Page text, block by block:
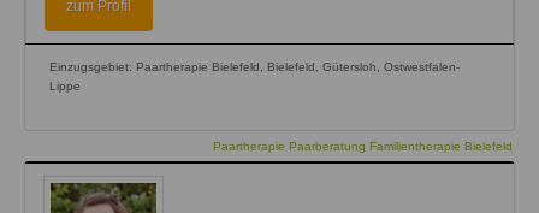
zum Profil
Einzugsgebiet: Paartherapie Bielefeld, Bielefeld, Gütersloh, Ostwestfalen-
Lippe
Paartherapie Paarberatung Familientherapie Bielefeld